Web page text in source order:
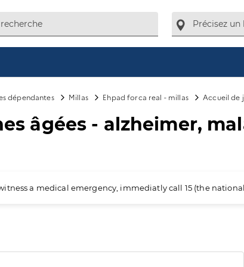
dépendantes Millas Ehpad forca real - millas Accueil de
âgées - alzheimer,
a medical emergency, immediatly call 15 (the